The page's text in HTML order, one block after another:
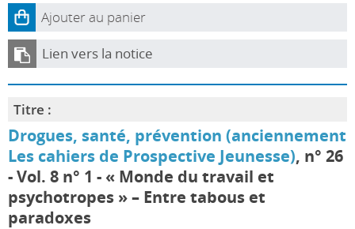
Ajouter au panier
Lien vers la notice
Titre :
Drogues, santé, prévention (anciennement
Les cahiers de Prospective Jeunesse), n° 26
- Vol. 8 n° 1 - « Monde du travail et
psychotropes » – Entre tabous et
paradoxes